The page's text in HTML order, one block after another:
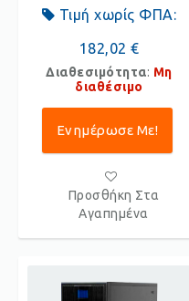
Τιμή χωρίς ΦΠΑ:
182,02 €
Διαθεσιμότητα: Μη
διαθέσιμο
Ενημέρωσε Με!
Προσθήκη Στα
Αγαπημένα